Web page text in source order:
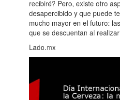
recibiré? Pero, existe otro
desapercibido y que puede
mucho mayor en el futuro:
que se descuentan al
Lado.mx